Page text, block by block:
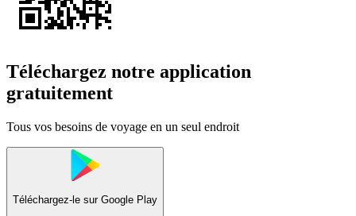
Téléchargez notre application
gratuitement
Tous vos besoins de voyage en un seul endroit
Téléchargez-le sur Google Play